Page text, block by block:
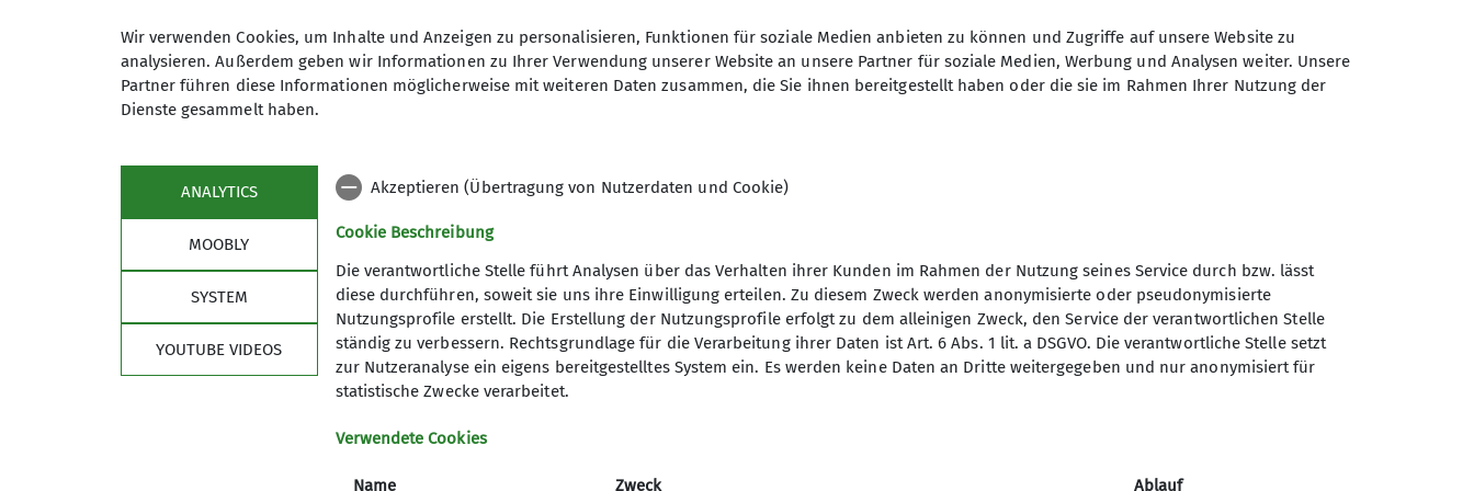
war eine Stadtrundfahrt notwendig , da das Hochwassers auch den Isarradweg überflutet hatte und dieser wegen der Folgeschäden
unpassierbar war. Ab Tiefenbach konnte wieder der Isar entlang gefahren werden. Der Weg war frisch mit Kies und Sand aufgeschüttet
und noch nicht befestigt. Es war eine beschwerliche Fahrt bis Eching. Der Gasthof Forster am See, das Ziel, war bald erreicht und im
Biergarten wartete ein schattiger Platz für die Radler. Ausgeruht und gestärkt wurde die Rückfahrt angetreten . in Wörth wurde noch ein
erreichte man wieder Dingolfing
Wir verwenden Cookies, um Inhalte und Anzeigen zu personalisieren, Funktionen für soziale Medien anbieten zu können und Zugriffe auf unsere Website zu
analysieren. Außerdem geben wir Informationen zu Ihrer Verwendung unserer Website an unsere Partner für soziale Medien, Werbung und Analysen weiter. Unsere
Partner führen diese Informationen möglicherweise mit weiteren Daten zusammen, die Sie ihnen bereitgestellt haben oder die sie im Rahmen Ihrer Nutzung der
Dienste gesammelt haben.
ANALYTICS
MOOBLY
SYSTEM
YOUTUBE VIDEOS
Akzeptieren (Übertragung von Nutzerdaten und Cookie)
Cookie Beschreibung
Die verantwortliche Stelle führt Analysen über das Verhalten ihrer Kunden im Rahmen der Nutzung seines Service durch bzw. lässt
diese durchführen, soweit sie uns ihre Einwilligung erteilen. Zu diesem Zweck werden anonymisierte oder pseudonymisierte
Nutzungsprofile erstellt. Die Erstellung der Nutzungsprofile erfolgt zu dem alleinigen Zweck, den Service der verantwortlichen Stelle
ständig zu verbessern. Rechtsgrundlage für die Verarbeitung ihrer Daten ist Art. 6 Abs. 1 lit. a DSGVO. Die verantwortliche Stelle setzt
zur Nutzeranalyse ein eigens bereitgestelltes System ein. Es werden keine Daten an Dritte weitergegeben und nur anonymisiert für
statistische Zwecke verarbeitet.
Verwendete Cookies
Name Zweck Ablauf